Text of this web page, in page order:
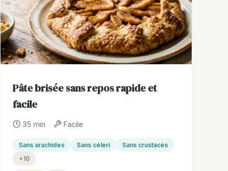
Pâte brisée sans repos rapide et
facile
35 min Facile
Sans arachides Sans céleri
Sans crustacés
+10